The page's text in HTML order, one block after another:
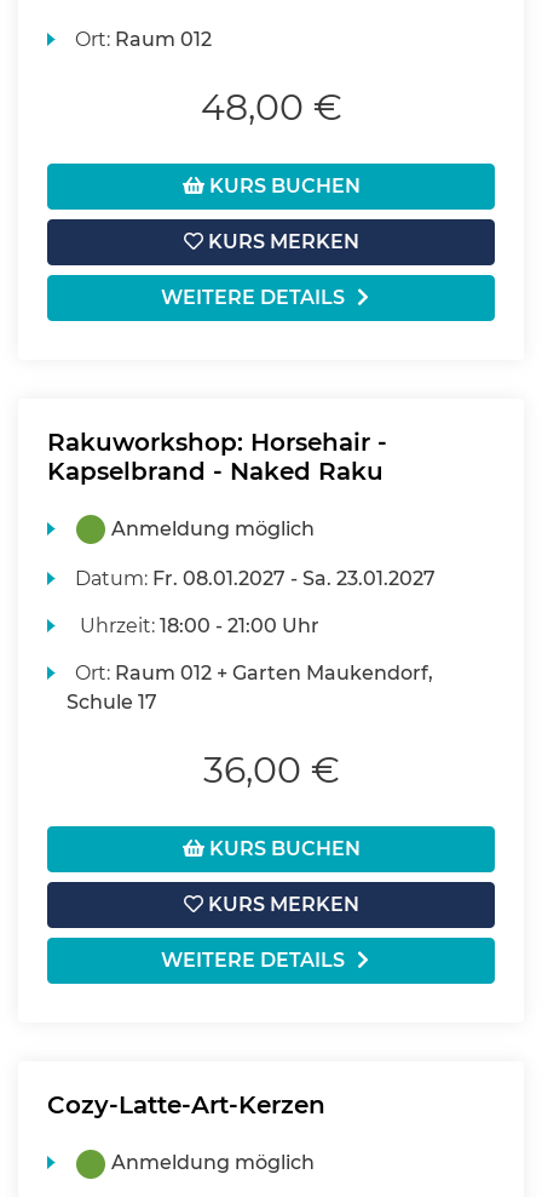
Ort: Raum 012
48,00 €
KURS BUCHEN
KURS MERKEN
WEITERE DETAILS
Rakuworkshop: Horsehair -
Kapselbrand - Naked Raku
Anmeldung möglich
Datum: Fr. 08.01.2027 -Sa. 23.01.2027
Uhrzeit:18:00 - 21:00 Uhr
Ort: Raum 012 + Garten Maukendorf,
Schule 17
36,00 €
KURS BUCHEN
KURS MERKEN
WEITERE DETAILS
Cozy-Latte-Art-Kerzen
Anmeldung möglich